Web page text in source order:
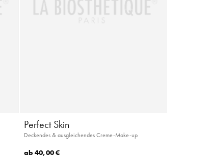
Perfect Skin
Deckendes & ausgleichendes Creme-Make-up
ab 40,00 €